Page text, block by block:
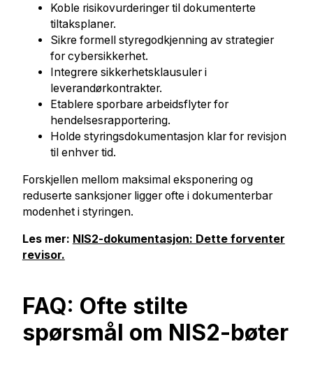
Koble risikovurderinger til dokumenterte
tiltaksplaner.
Sikre formell styregodkjenning av strategier
for cybersikkerhet.
Integrere sikkerhetsklausuler i
leverandørkontrakter.
Etablere sporbare arbeidsflyter for
hendelsesrapportering.
Holde styringsdokumentasjon klar for revisjon
til enhver tid.
Forskjellen mellom maksimal eksponering og
reduserte sanksjoner ligger ofte i dokumenterbar
modenhet i styringen.
Les mer: NIS2-dokumentasjon: Dette forventer
revisor.
FAQ: Ofte stilte
spørsmål om NIS2-bøter